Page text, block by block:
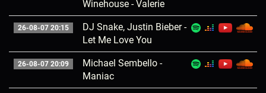
Winehouse - Valerie
26-08-07 20:15
DJ Snake, Justin Bieber -
Let Me Love You
26-08-07 20:09
Michael Sembello -
Maniac